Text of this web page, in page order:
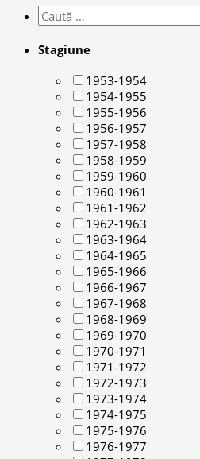
Stagiune
1953-1954
1954-1955
1955-1956
1956-1957
1957-1958
1958-1959
1959-1960
1960-1961
1961-1962
1962-1963
1963-1964
1964-1965
1965-1966
1966-1967
1967-1968
1968-1969
1969-1970
1970-1971
1971-1972
1972-1973
1973-1974
1974-1975
1975-1976
1976-1977